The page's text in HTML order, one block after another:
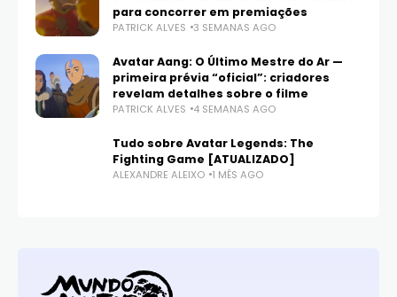
para concorrer em premiações
PATRICK ALVES 3 SEMANAS AGO
Avatar Aang: O Último Mestre do Ar —
primeira prévia “oficial”: criadores
revelam detalhes sobre o filme
PATRICK ALVES 4 SEMANAS AGO
Tudo sobre Avatar Legends: The
Fighting Game [ATUALIZADO]
ALEXANDRE ALEIXO 1 MÊS AGO